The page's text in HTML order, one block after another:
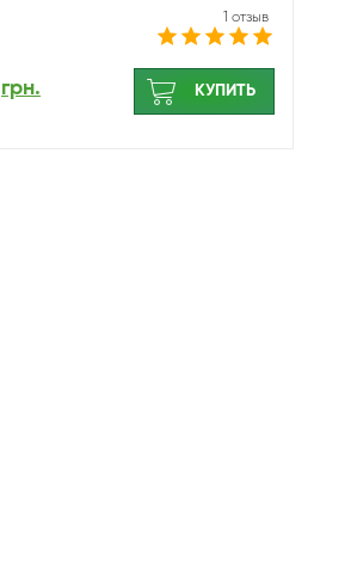
1 отзыв
грн. КУПИТЬ